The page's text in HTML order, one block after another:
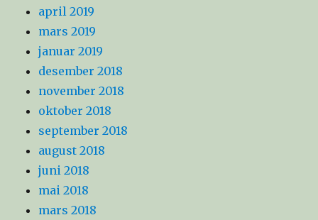
april 2019
mars 2019
januar 2019
desember 2018
november 2018
oktober 2018
september 2018
august 2018
juni 2018
mai 2018
mars 2018